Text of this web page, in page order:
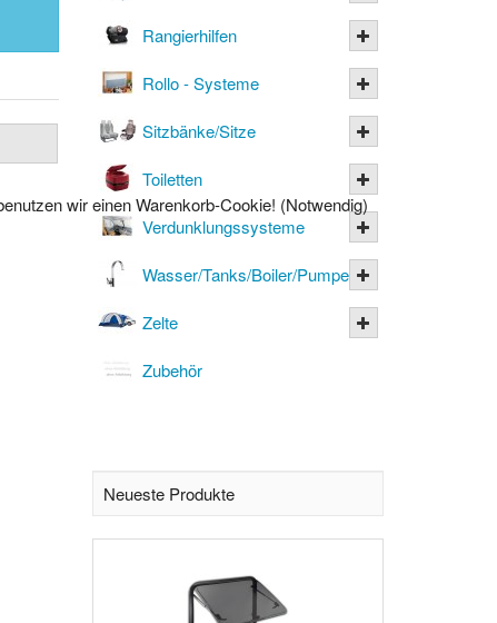
Rangierhilfen
Rollo - Systeme
Sitzbänke/Sitze
Toiletten
Verdunklungssysteme
Wasser/Tanks/Boiler/Pumpen
Zelte
Zubehör
Neueste Produkte
wir einen Warenkorb-Cookie! (Notwendig)